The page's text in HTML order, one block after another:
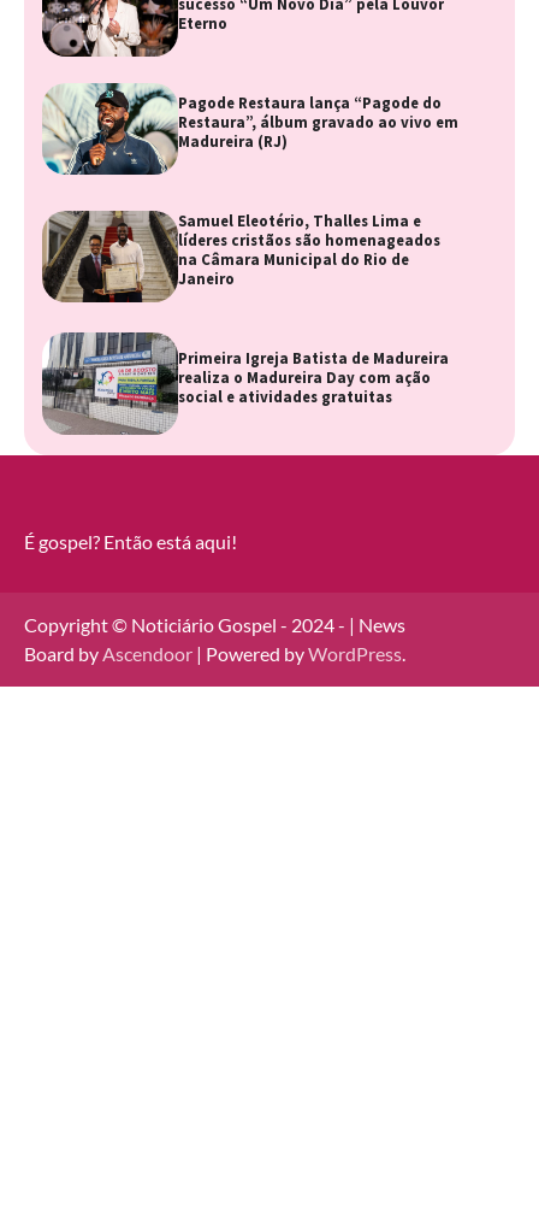
Eterno
Pagode Restaura lança “Pagode do
Restaura”, álbum gravado ao vivo em
Madureira (RJ)
Samuel Eleotério, Thalles Lima e
líderes cristãos são homenageados
na Câmara Municipal do Rio de
Janeiro
Primeira Igreja Batista de Madureira
realiza o Madureira Day com ação
social e atividades gratuitas
É gospel? Então está aqui!
Copyright © Noticiário Gospel - 2024 - | News
Board byAscendoor | Powered byWordPress.